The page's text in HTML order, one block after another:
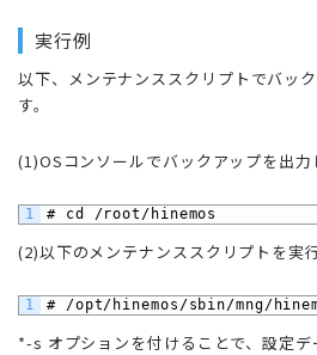
実行例
以下、メンテナンススクリプトでバッ
す。
(1)OSコンソールでバックアップを出
1 # cd /root/hinemos
(2)以下のメンテナンススクリプトを実
1 # /opt/hinemos/sbin/mng/
*-s オプションを付けることで、設定